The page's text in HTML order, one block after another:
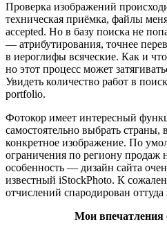
Проверка изображений
техническая приёмка, файлы
accepted. Но в базу поиска не
— атрибутирования, точнее
в иероглифы всяческие. Как и
но этот процесс может
Увидеть количество работ в
portfolio.
Фотокор имеет интересный
самостоятельно выбрать страны,
конкретное изображение. По
ограничения по региону продаж
особенность — дизайн сайта
известный iStockPhoto. К
отчислений спародирован оттуда
Мои